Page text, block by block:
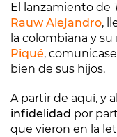
El lanzamiento de
Rauw Alejandro,
la colombiana y
Piqué,
bien de sus hijos.
A partir de aquí, y
infidelidad por
que vieron en la